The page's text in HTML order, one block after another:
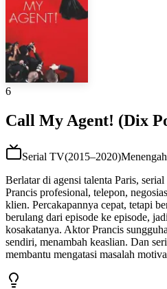
6
Call My Agent! (Dix
Serial TV(2015–2020)Menengah
Berlatar di agensi talenta Paris,
Prancis profesional, telepon,
klien. Percakapannya cepat, tetapi
berulang dari episode ke episode,
kosakatanya. Aktor Prancis
sendiri, menambah keaslian. Dan
membantu mengatasi masalah